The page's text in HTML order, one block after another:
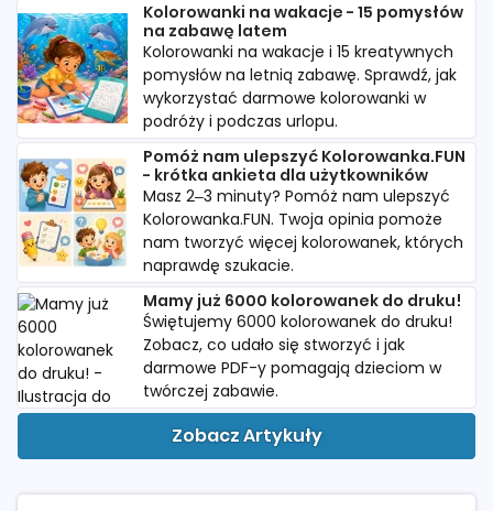
Kolorowanki na wakacje - 15 pomysłów
na zabawę latem
Kolorowanki na wakacje i 15 kreatywnych
pomysłów na letnią zabawę. Sprawdź, jak
wykorzystać darmowe kolorowanki w
podróży i podczas urlopu.
Pomóż nam ulepszyć Kolorowanka.FUN
- krótka ankieta dla użytkowników
Masz 2–3 minuty? Pomóż nam ulepszyć
Kolorowanka.FUN. Twoja opinia pomoże
nam tworzyć więcej kolorowanek, których
naprawdę szukacie.
Mamy już 6000 kolorowanek do druku!
Świętujemy 6000 kolorowanek do druku!
Zobacz, co udało się stworzyć i jak
darmowe PDF-y pomagają dzieciom w
twórczej zabawie.
Zobacz Artykuły